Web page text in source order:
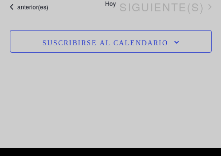
y
de
la Eventos
anterior(es) Hoy EVENTOS
SIGUIENTE(S)
SUSCRIBIRSE AL CALENDARIO